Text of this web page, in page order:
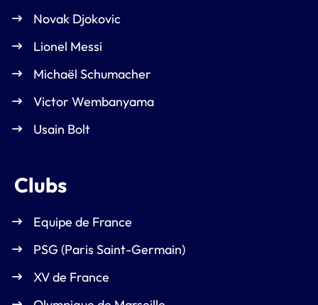
Novak Djokovic
Lionel Messi
Michaël Schumacher
Victor Wembanyama
Usain Bolt
Clubs
Equipe de France
PSG (Paris Saint-Germain)
XV de France